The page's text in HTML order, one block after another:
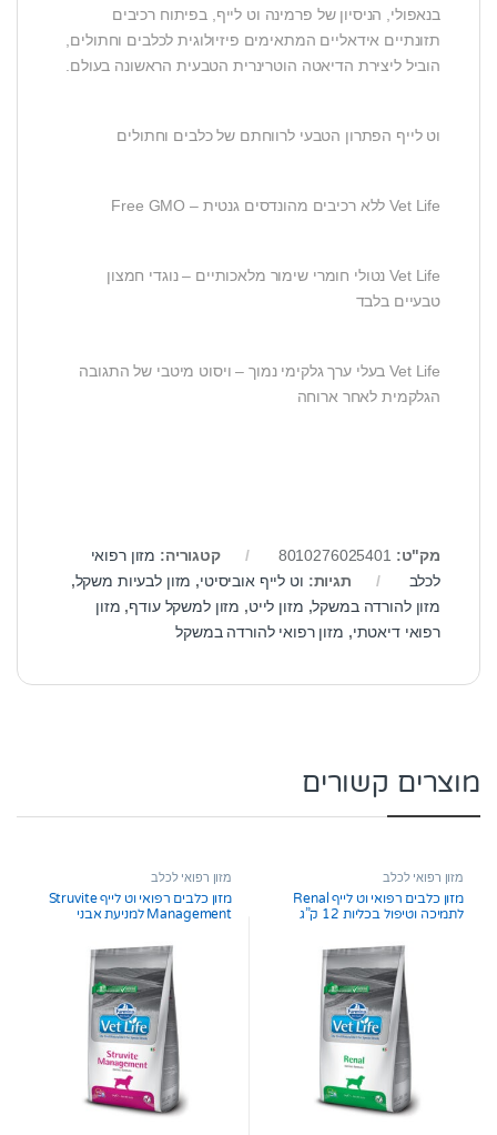
בנאפולי, הניסיון של פרמינה וט לייף, בפיתוח רכיבים
תזונתיים אידאליים המתאימים פיזיולוגית לכלבים וחתולים,
הוביל ליצירת הדיאטה הוטרינרית הטבעית הראשונה בעולם.
וט לייף הפתרון הטבעי לרווחתם של כלבים וחתולים
Vet Life ללא רכיבים מהונדסים גנטית – Free GMO
Vet Life נטולי חומרי שימור מלאכותיים – נוגדי חמצון
טבעיים בלבד
Vet Life בעלי ערך גלקימי נמוך – ויסוט מיטבי של התגובה
הגלקמית לאחר ארוחה
מק"ט: 8010276025401 קטגוריה: מזון רפואי
לכלב
תגיות: וט לייף אוביסיטי, מזון לבעיות משקל,
מזון להורדה במשקל, מזון לייט, מזון למשקל עודף, מזון
רפואי דיאטתי, מזון רפואי להורדה במשקל
מוצרים קשורים
מזון רפואי לכלב
מזון כלבים רפואי וט לייף Renal
לתמיכה וטיפול בכליות 12 ק”ג
מזון רפואי לכלב
מזון כלבים רפואי וט לייף Struvite
Management למניעת אבני